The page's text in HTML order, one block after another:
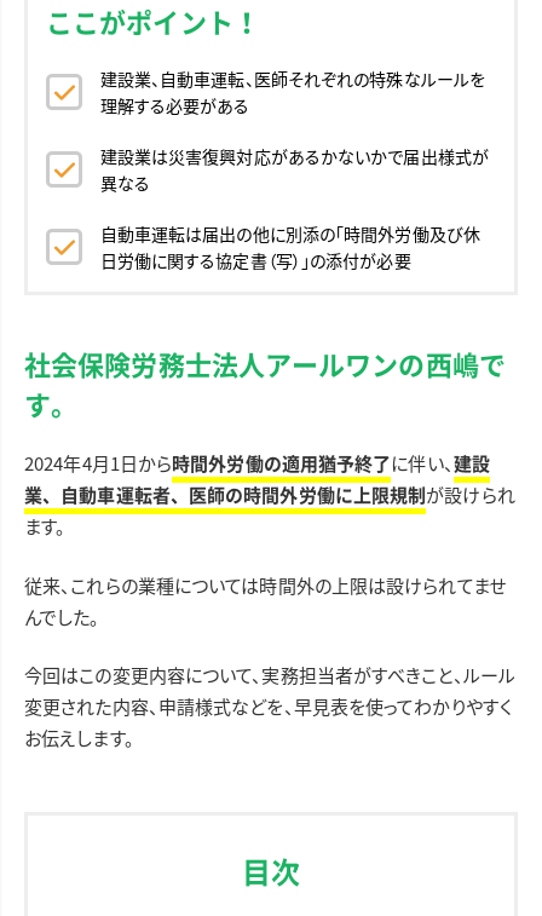
ここがポイント！
建設業、自動車運転、医師それぞれの特殊なルールを
理解する必要がある
建設業は災害復興対応があるかないかで届出様式が
異なる
自動車運転は届出の他に別添の「時間外労働及び休
日労働に関する協定書（写）」の添付が必要
社会保険労務士法人アールワンの西嶋で
す。
2024年4月1日から時間外労働の適用猶予終了に伴い、建設
業、自動車運転者、医師の時間外労働に上限規制が設けられ
ます。
従来、これらの業種については時間外の上限は設けられてませ
んでした。
今回はこの変更内容について、実務担当者がすべきこと、ルール
変更された内容、申請様式などを、早見表を使ってわかりやすく
お伝えします。
目次